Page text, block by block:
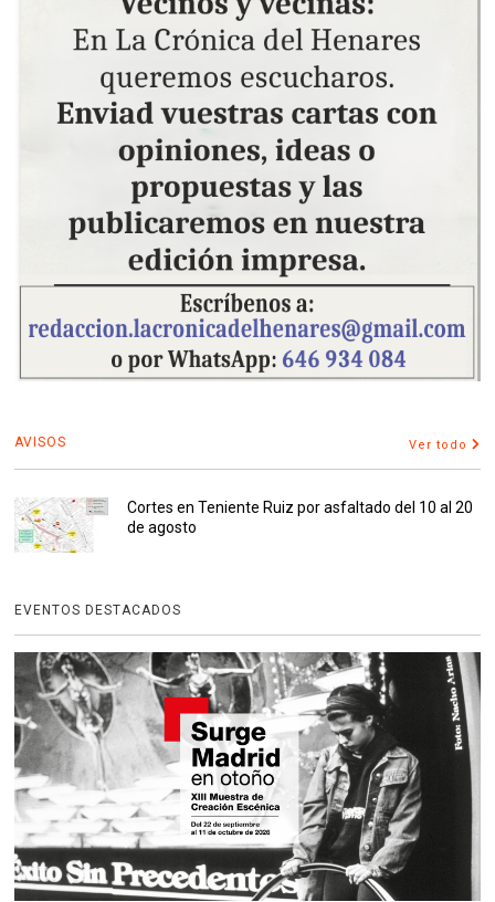
AVISOS Ver todo
Cortes en Teniente Ruiz por asfaltado del 10 al 20
de agosto
EVENTOS DESTACADOS